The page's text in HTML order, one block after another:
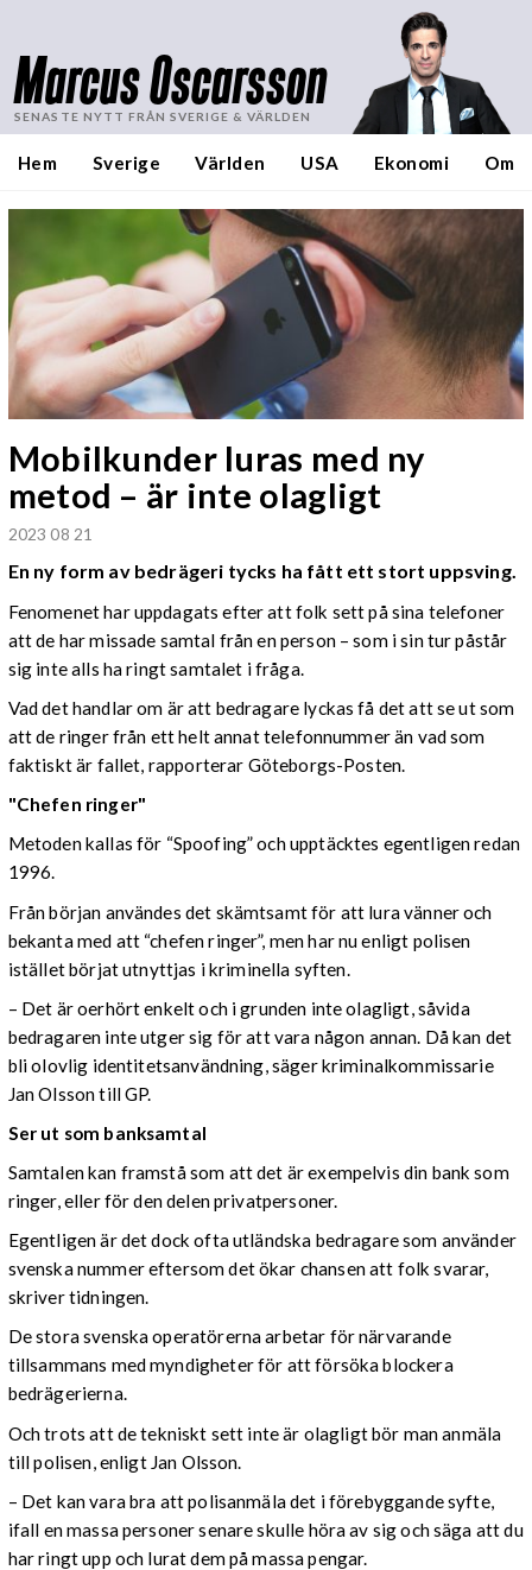
Marcus Oscarsson
SENASTE NYTT FRÅN SVERIGE & VÄRLDEN
Hem Sverige Världen USA Ekonomi Om
Mobilkunder luras med ny
metod – är inte olagligt
2023 08 21
En ny form av bedrägeri tycks ha fått ett stort uppsving.
Fenomenet har uppdagats efter att folk sett på sina telefoner
att de har missade samtal från en person – som i sin tur påstår
sig inte alls ha ringt samtalet i fråga.
Vad det handlar om är att bedragare lyckas få det att se ut som
att de ringer från ett helt annat telefonnummer än vad som
faktiskt är fallet, rapporterar Göteborgs-Posten.
"Chefen ringer"
Metoden kallas för “Spoofing” och upptäcktes egentligen redan
1996.
Från början användes det skämtsamt för att lura vänner och
bekanta med att “chefen ringer”, men har nu enligt polisen
istället börjat utnyttjas i kriminella syften.
– Det är oerhört enkelt och i grunden inte olagligt, såvida
bedragaren inte utger sig för att vara någon annan. Då kan det
bli olovlig identitetsanvändning, säger kriminalkommissarie
Jan Olsson till GP.
Ser ut som banksamtal
Samtalen kan framstå som att det är exempelvis din bank som
ringer, eller för den delen privatpersoner.
Egentligen är det dock ofta utländska bedragare som använder
svenska nummer eftersom det ökar chansen att folk svarar,
skriver tidningen.
De stora svenska operatörerna arbetar för närvarande
tillsammans med myndigheter för att försöka blockera
bedrägerierna.
Och trots att de tekniskt sett inte är olagligt bör man anmäla
till polisen, enligt Jan Olsson.
– Det kan vara bra att polisanmäla det i förebyggande syfte,
ifall en massa personer senare skulle höra av sig och säga att du
har ringt upp och lurat dem på massa pengar.